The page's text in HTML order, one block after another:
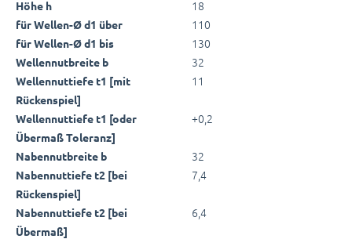
Höhe h 18
für Wellen-Ø d1 über 110
für Wellen-Ø d1 bis 130
Wellennutbreite b 32
Wellennuttiefe t1 [mit
Rückenspiel]
11
Wellennuttiefe t1 [oder
Übermaß Toleranz]
+0,2
Nabennutbreite b 32
Nabennuttiefe t2 [bei
Rückenspiel]
7,4
Nabennuttiefe t2 [bei
Übermaß]
6,4